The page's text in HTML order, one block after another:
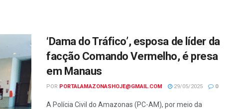
‘Dama do Tráfico’, esposa de líder da
facção Comando Vermelho, é presa
em Manaus
POR PORTALAMAZONASHOJE@GMAIL.COM 29/05/2025 0
A Polícia Civil do Amazonas (PC-AM), por meio da